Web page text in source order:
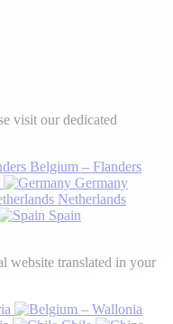
visit our dedicated
Belgium – Flanders
Germany
Netherlands
Spain
website translated in your